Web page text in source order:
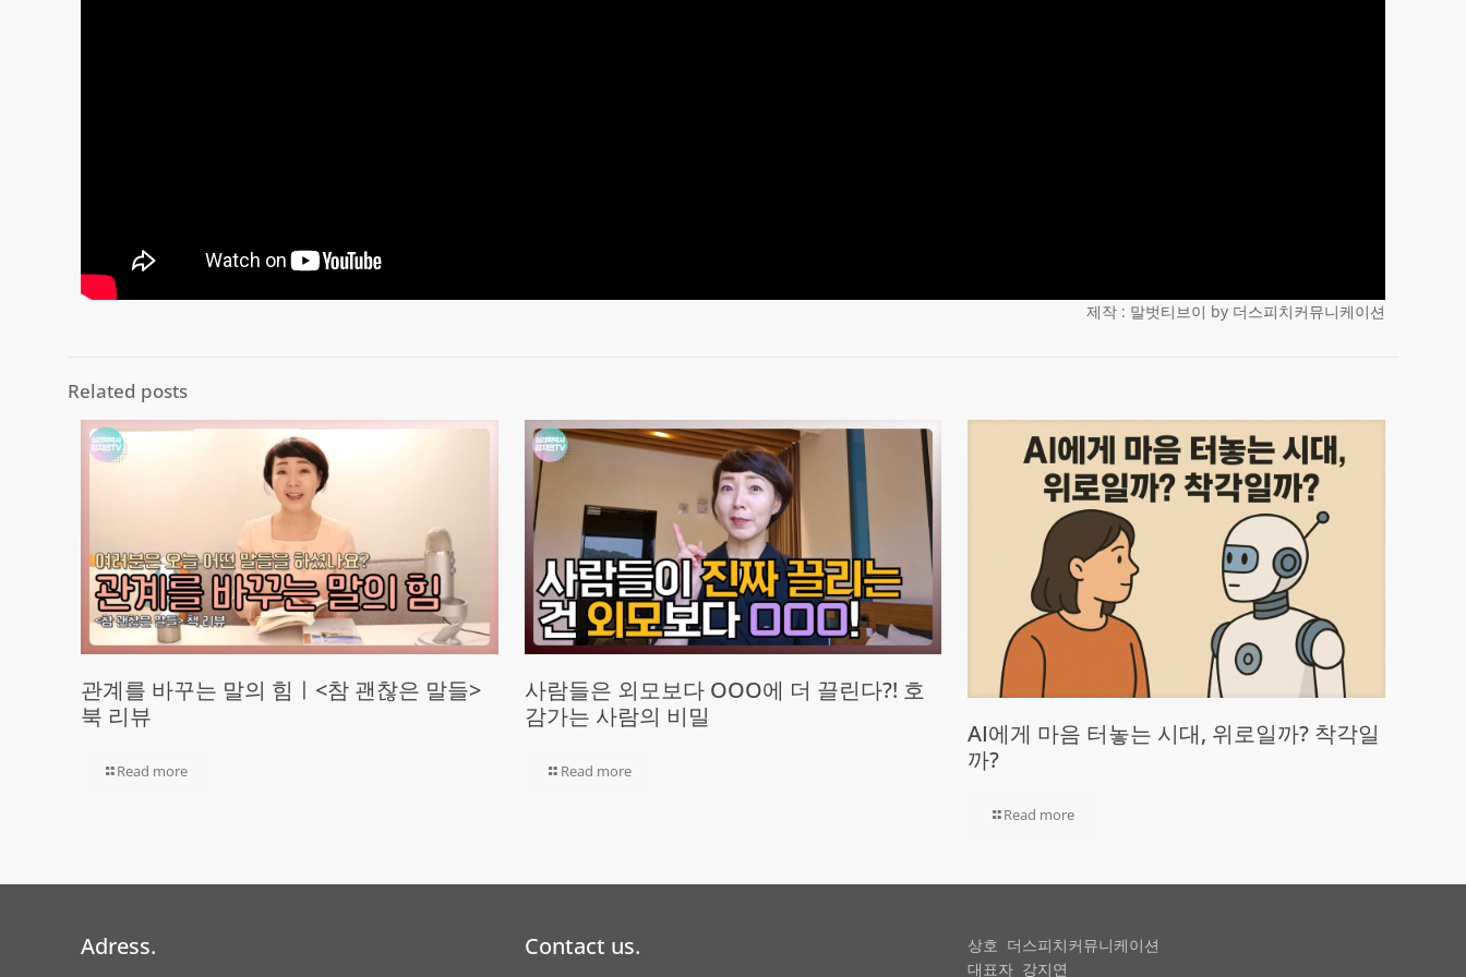
제작 : 말벗티브이 by 더스피치커뮤니케이션
Related posts
관계를 바꾸는 말의 힘ㅣ<참 괜찮은 말들>
북 리뷰
Read more
사람들은 외모보다 OOO에 더 끌린다?! 호
감가는 사람의 비밀
Read more
AI에게 마음 터놓는 시대, 위로일까? 착각일
까?
Read more
Adress. Contact us.
상호 더스피치커뮤니케이션
대표자 강지연